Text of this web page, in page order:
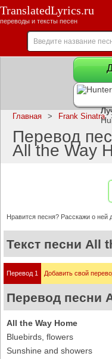
TranslatedLyrics.ru
переводы и тексты песен
Главная > Frank Sinatra
Перевод
All the Way
Нравится песня? Расскажи о ней
Текст песни All
Перевод 1 Добавить свой
Перевод песни
All the Way Home
Bluebirds, flowers
Sunshine and showers